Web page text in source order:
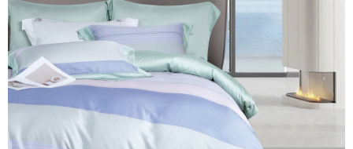
【注意事項】
１．透過由恩沛科技股份有限公司提供之「AFTEE先享後付」服務完成之交
易，需依本服務之必要範圍內提供個人資料，並將交易相關給付款項請求債
權轉讓予恩沛科技股份有限公司。
２．關於個人資料處理事宜，請瀏覽以下網址：
https://aftee.tw/terms/#terms3
３．未成年的使用者請事先徵得法定代理人或監護人之同意方可使用
「AFTEE先享後付」，若未經同意申辦者引起之損失，本公司不負相關責
４．使用「AFTEE先享後付」時，將依據個別帳號之用戶狀況，依本公司即
7-11取貨付款
每筆NT$65，滿NT$990(含以上)免運費
付款後7-11取貨
每筆NT$65，滿NT$990(含以上)免運費
大型超重物流運送
每筆NT$150，滿NT$990(含以上)免運費